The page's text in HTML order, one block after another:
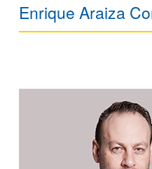
Enrique Araiza